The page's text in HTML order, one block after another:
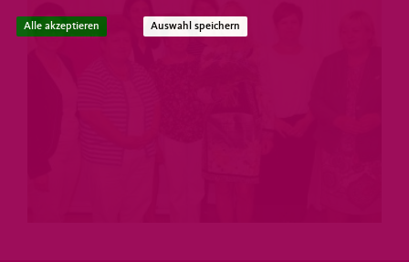
Alle akzeptieren Auswahl speichern